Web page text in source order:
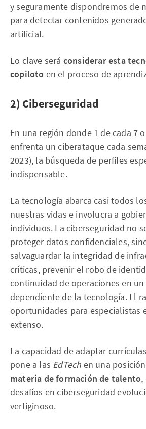
y seguramente dispondremos de
para detectar contenidos
artificial.
Lo clave será considerar esta
copiloto en el proceso de
2) Ciberseguridad
En una región donde 1 de cada 7
enfrenta un ciberataque cada
2023), la búsqueda de perfiles
indispensable.
La tecnología abarca casi todos
nuestras vidas e involucra a
individuos. La ciberseguridad no
proteger datos confidenciales,
salvaguardar la integridad de
críticas, prevenir el robo de
continuidad de operaciones en
dependiente de la tecnología. El
oportunidades para especialistas
extenso.
La capacidad de adaptar
pone a las EdTech en una
materia de formación de talento,
desafíos en ciberseguridad
vertiginoso.